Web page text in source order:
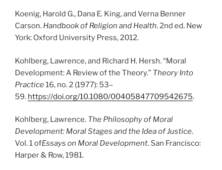
Koenig, Harold G., Dana E. King, and Verna Benner
Carson. Handbook of Religion and Health. 2nd ed. New
York: Oxford University Press, 2012.
Kohlberg, Lawrence, and Richard H. Hersh. “Moral
Development: A Review of the Theory.” Theory Into
Practice16, no. 2 (1977): 53–
59. https://doi.org/10.1080/00405847709542675.
Kohlberg, Lawrence. The Philosophy of Moral
Development: Moral Stages and the Idea of Justice.
Vol. 1 ofEssays on Moral Development. San Francisco:
Harper & Row, 1981.